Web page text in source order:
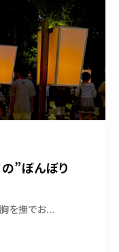
の”ぼんぼり
を撫でお...